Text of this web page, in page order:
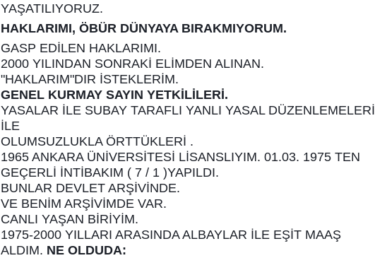
YAŞATILIYORUZ.
HAKLARIMI, ÖBÜR DÜNYAYA BIRAKMIYORUM.
GASP EDİLEN HAKLARIMI.
2000 YILINDAN SONRAKİ ELİMDEN ALINAN.
"HAKLARIM"DIR İSTEKLERİM.
GENEL KURMAY SAYIN YETKİLİLERİ.
YASALAR İLE SUBAY TARAFLI YANLI YASAL DÜZENLEMELERİ
İLE
OLUMSUZLUKLA ÖRTTÜKLERİ .
1965 ANKARA ÜNİVERSİTESİ LİSANSLIYIM. 01.03. 1975 TEN
GEÇERLİ İNTİBAKIM ( 7 / 1 )YAPILDI.
BUNLAR DEVLET ARŞİVİNDE.
VE BENİM ARŞİVİMDE VAR.
CANLI YAŞAN BİRİYİM.
1975-2000 YILLARI ARASINDA ALBAYLAR İLE EŞİT MAAŞ
ALDIM. NE OLDUDA: